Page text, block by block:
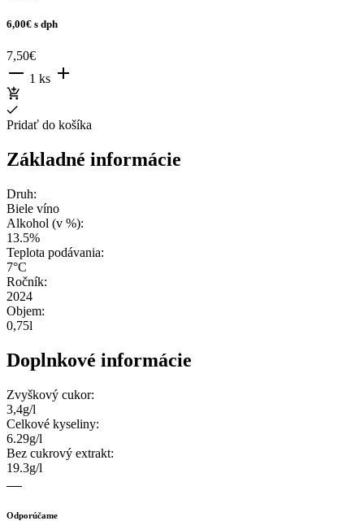
6,00€ s dph
7,50€
1 ks
Pridať do košíka
Základné informácie
Druh:
Biele víno
Alkohol (v %):
13.5%
Teplota podávania:
7°C
Ročník:
2024
Objem:
0,75l
Doplnkové informácie
Zvyškový cukor:
3,4g/l
Celkové kyseliny:
6.29g/l
Bez cukrový extrakt:
19.3g/l
Odporúčame